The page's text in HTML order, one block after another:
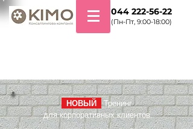
+38 044 222-56-22
(Пн-Пт, 9:00-18:00)
НОВЫЙ Тренинг
для корпоративных клиентов